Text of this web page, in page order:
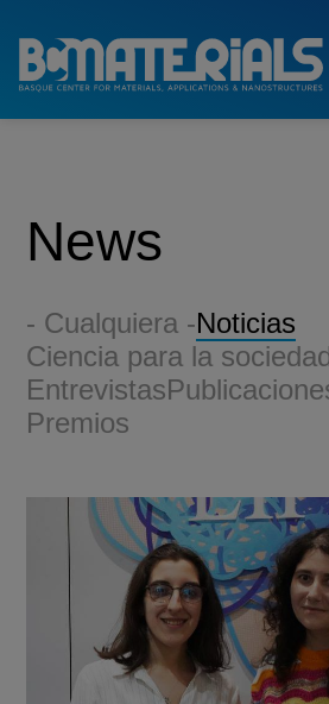
News
- Cualquiera -Noticias
Ciencia para la
Entrevistas
Premios